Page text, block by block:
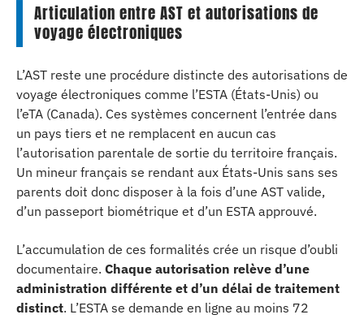
Articulation entre AST et autorisations de
voyage électroniques
L’AST reste une procédure distincte des autorisations de
voyage électroniques comme l’ESTA (États-Unis) ou
l’eTA (Canada). Ces systèmes concernent l’entrée dans
un pays tiers et ne remplacent en aucun cas
l’autorisation parentale de sortie du territoire français.
Un mineur français se rendant aux États-Unis sans ses
parents doit donc disposer à la fois d’une AST valide,
d’un passeport biométrique et d’un ESTA approuvé.
L’accumulation de ces formalités crée un risque d’oubli
documentaire. Chaque autorisation relève d’une
administration différente et d’un délai de traitement
distinct. L’ESTA se demande en ligne au moins 72